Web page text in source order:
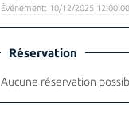
Événement: 10/12/2025
Réservation
Aucune réservation